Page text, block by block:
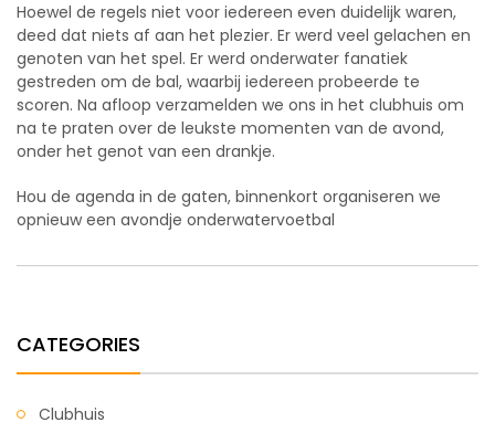
Hoewel de regels niet voor iedereen even duidelijk waren,
deed dat niets af aan het plezier. Er werd veel gelachen en
genoten van het spel. Er werd onderwater fanatiek
gestreden om de bal, waarbij iedereen probeerde te
scoren. Na afloop verzamelden we ons in het clubhuis om
na te praten over de leukste momenten van de avond,
onder het genot van een drankje.
Hou de agenda in de gaten, binnenkort organiseren we
opnieuw een avondje onderwatervoetbal
CATEGORIES
Clubhuis